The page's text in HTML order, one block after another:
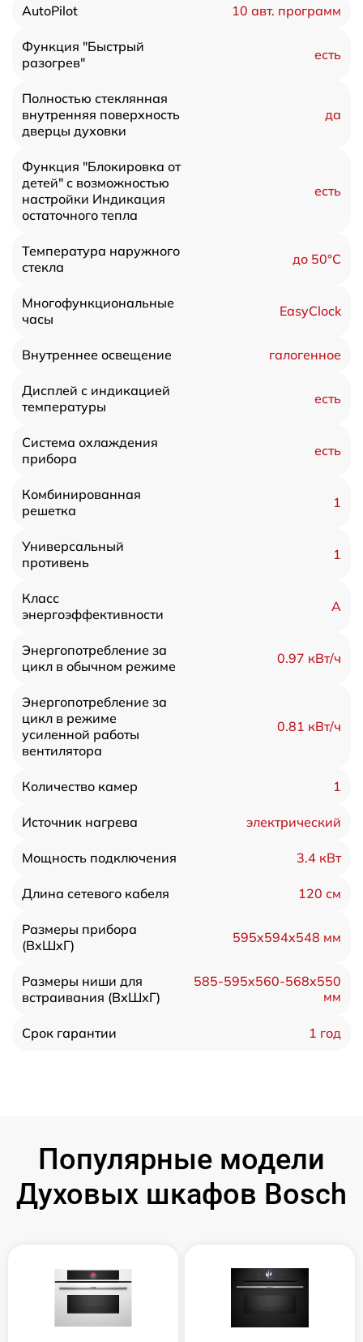
AutoPilot 10 авт. программ
Функция "Быстрый
разогрев"
есть
Полностью стеклянная
внутренняя поверхность
дверцы духовки
да
Функция "Блокировка от
детей" с возможностью
настройки Индикация
остаточного тепла
есть
Температура наружного
стекла
до 50°C
Многофункциональные
часы
EasyClock
Внутреннее освещение галогенное
Дисплей с индикацией
температуры
есть
Система охлаждения
прибора
есть
Комбинированная
решетка
1
Универсальный
противень
1
Класс
энергоэффективности
A
Энергопотребление за
цикл в обычном режиме
0.97 кВт/ч
Энергопотребление за
цикл в режиме
усиленной работы
вентилятора
0.81 кВт/ч
Количество камер 1
Источник нагрева электрический
Мощность подключения 3.4 кВт
Длина сетевого кабеля 120 см
Размеры прибора
(ВxШxГ)
595x594x548 мм
Размеры ниши для
встраивания (ВхШхГ)
585-595x560-568x550
мм
Срок гарантии 1 год
Популярные модели
Духовых шкафов Bosch